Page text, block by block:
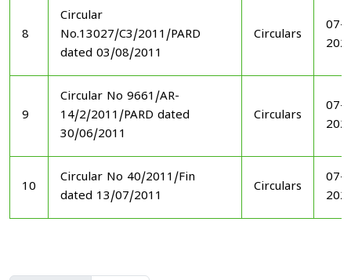
8
Circular
No.13027/C3/2011/PARD
dated 03/08/2011
Circulars
07-
9
Circular No 9661/AR-
14/2/2011/PARD dated
30/06/2011
Circulars
07-
10
Circular No 40/2011/Fin
dated 13/07/2011
Circulars
07-